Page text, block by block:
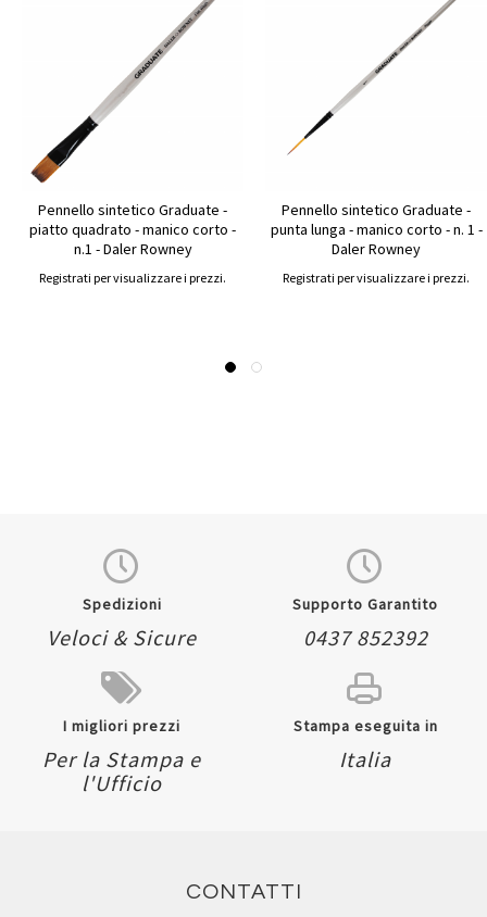
Pennello sintetico Graduate -
piatto quadrato - manico corto -
n.1 - Daler Rowney
Registrati per visualizzare i prezzi.
Pennello sintetico Graduate -
punta lunga - manico corto - n. 1 -
Daler Rowney
Registrati per visualizzare i prezzi.
Spedizioni
Veloci & Sicure
Supporto Garantito
0437 852392
I migliori prezzi
Per la Stampa e
l'Ufficio
Stampa eseguita in
Italia
CONTATTI